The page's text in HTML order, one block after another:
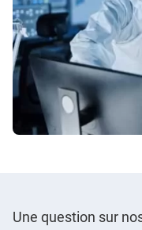
Une question sur